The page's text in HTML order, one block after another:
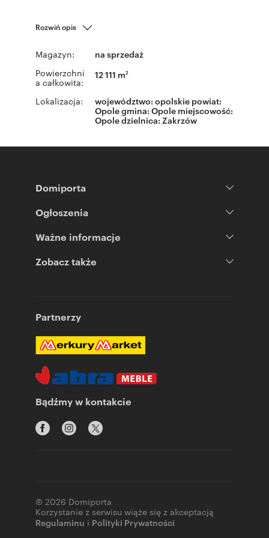
Rozwiń opis
Magazyn: na sprzedaż
Powierzchni
a całkowita:
12 111 m2
Lokalizacja: województwo: opolskie powiat:
Opolegmina: Opole miejscowość:
Opoledzielnica: Zakrzów
Domiporta
Ogłoszenia
Ważne informacje
Zobacz także
Partnerzy
Bądźmy w kontakcie
© 2026 Domiporta
Korzystanie z serwisu wiąże się z akceptacją
Regulaminu i Polityki Prywatności